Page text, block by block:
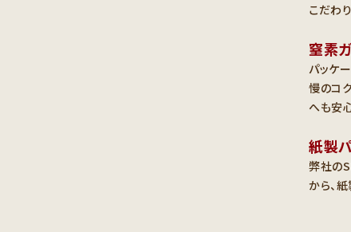
こだわ
窒素
パッケ
慢のコ
へも安
紙製
弊社の
から、